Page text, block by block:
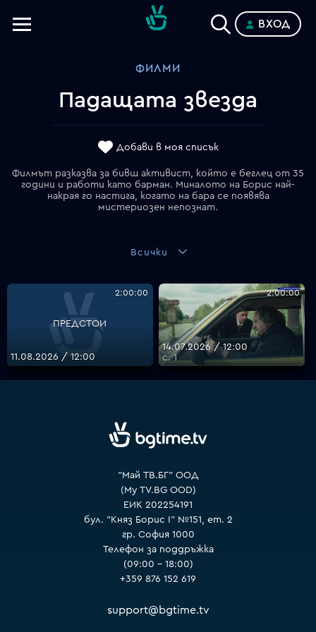
VOYO
ВХОД
ФИЛМИ
Падащата звезда
Добави в моя списък
Филмът разказва за бивш активист, който е беглец от 35
години и работи като барман. Миналото на Борис най-
накрая го настига, когато на бара се появява
мистериозен непознат.
Всички
ПРЕДСТОИ
2:00:00
11.08.2026 / 12:00
2:00:00
14.07.2026 / 12:00
с. 1
"Май ТВ.БГ" ООД
(My TV.BG OOD)
ЕИК 202254191
бул. "Княз Борис I" №151, ет. 2
гр. София 1000
Телефон за поддръжка
(09:00 – 18:00)
+359 876 152 619
support@bgtime.tv